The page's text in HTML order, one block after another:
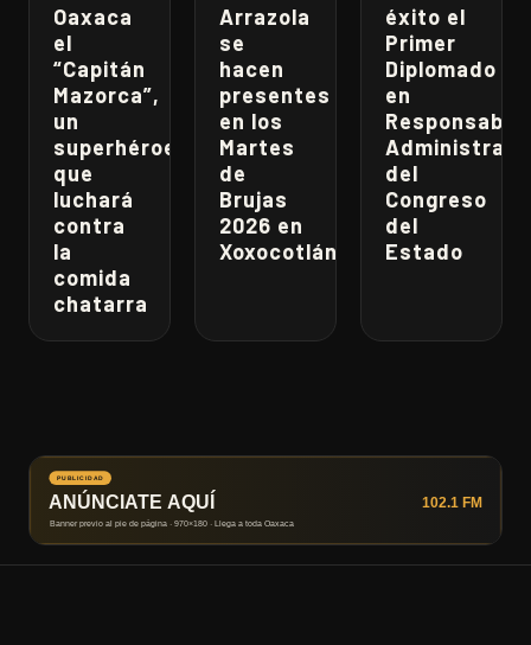
Oaxaca
el
“Capitán
Mazorca”,
un
superhéroe
que
luchará
contra
la
comida
chatarra
Arrazola
se
hacen
presentes
en los
Martes
de
Brujas
2026 en
Xoxocotlán
éxito el
Primer
Diplomado
en
del
Congreso
del
Estado